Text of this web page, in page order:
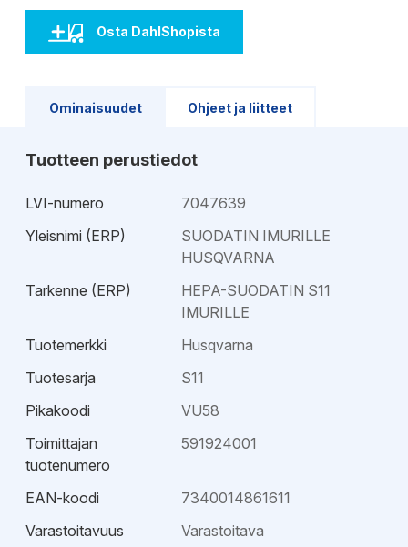
Osta DahlShopista
Ominaisuudet Ohjeet ja liitteet
Tuotteen perustiedot
LVI-numero
7047639
Yleisnimi (ERP)
SUODATIN IMURILLE
HUSQVARNA
Tarkenne (ERP)
HEPA-SUODATIN S11
IMURILLE
Tuotemerkki
Husqvarna
Tuotesarja
S11
Pikakoodi
VU58
Toimittajan
tuotenumero
591924001
EAN-koodi
7340014861611
Varastoitavuus
Varastoitava